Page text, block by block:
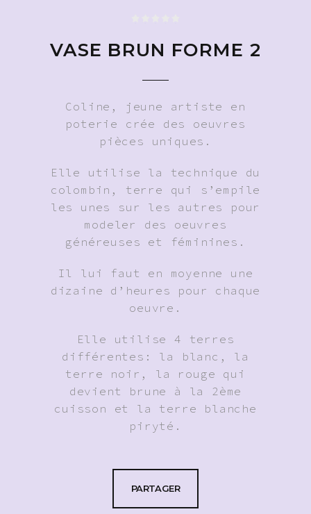
VASE BRUN FORME 2
Coline, jeune artiste en
poterie crée des oeuvres
pièces uniques.
Elle utilise la technique du
colombin, terre qui s’empile
les unes sur les autres pour
modeler des oeuvres
généreuses et féminines.
Il lui faut en moyenne une
dizaine d’heures pour chaque
oeuvre.
Elle utilise 4 terres
différentes: la blanc, la
terre noir, la rouge qui
devient brune à la 2ème
cuisson et la terre blanche
piryté.
PARTAGER